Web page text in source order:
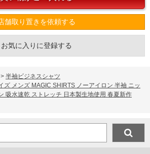
舗取り置きを依頼する
お気に入りに登録する
> 半袖ビジネスシャツ
ズ メンズ MAGIC SHIRTS ノーアイロン 半袖 ニッ
吸水速乾 ストレッチ 日本製生地使用 春夏新作